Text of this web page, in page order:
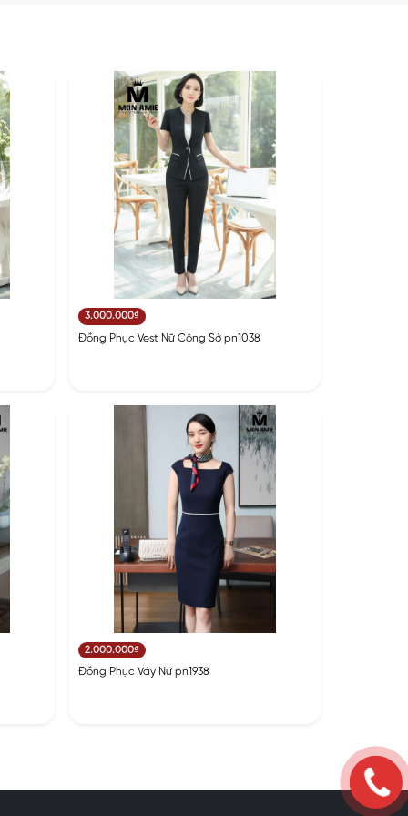
3.000.000₫
Đồng Phục Vest Nữ Công Sở pn1038
2.000.000₫
Đồng Phục Váy Nữ pn1938